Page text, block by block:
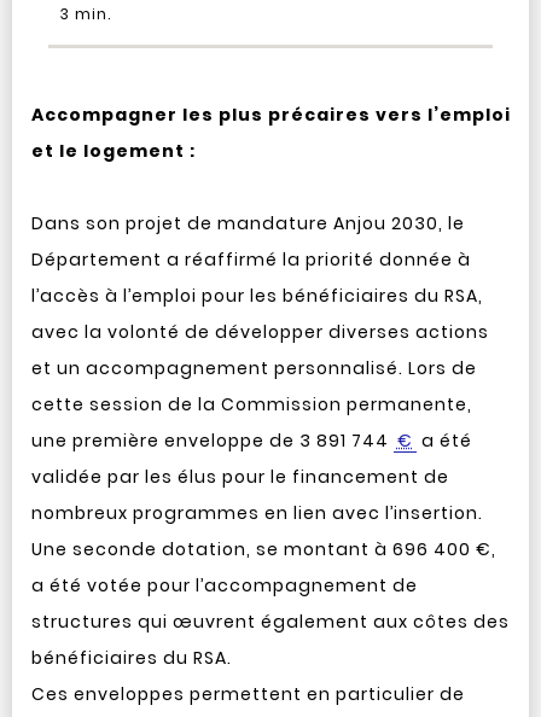
3 min.
Accompagner les plus précaires vers l’emploi
et le logement :
Dans son projet de mandature Anjou 2030, le
Département a réaffirmé la priorité donnée à
l’accès à l’emploi pour les bénéficiaires du RSA,
avec la volonté de développer diverses actions
et un accompagnement personnalisé. Lors de
cette session de la Commission permanente,
une première enveloppe de 3 891 744 € a été
validée par les élus pour le financement de
nombreux programmes en lien avec l’insertion.
Une seconde dotation, se montant à 696 400 €,
a été votée pour l’accompagnement de
structures qui œuvrent également aux côtes des
bénéficiaires du RSA.
Ces enveloppes permettent en particulier de